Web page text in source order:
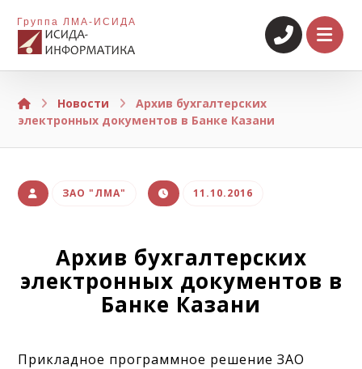
Группа ЛМА-ИСИДА
Новости
Архив бухгалтерских
электронных документов в Банке Казани
ЗАО "ЛМА" 11.10.2016
Архив бухгалтерских
электронных документов в
Банке Казани
Прикладное программное решение ЗАО